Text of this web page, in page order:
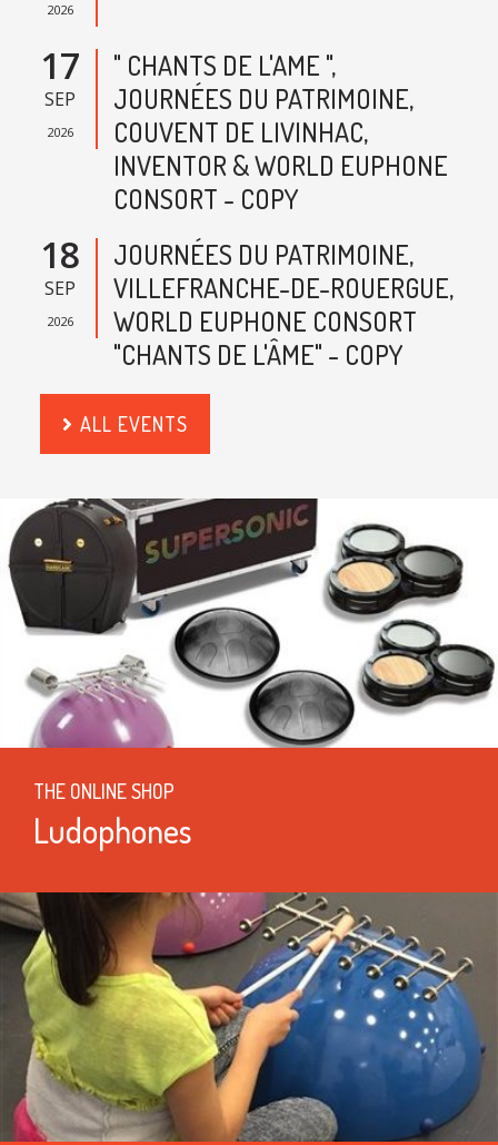
2026
17
SEP
2026
" CHANTS DE L'AME ",
JOURNÉES DU PATRIMOINE,
COUVENT DE LIVINHAC,
INVENTOR & WORLD EUPHONE
CONSORT - COPY
18
SEP
2026
JOURNÉES DU PATRIMOINE,
VILLEFRANCHE-DE-ROUERGUE,
WORLD EUPHONE CONSORT
"CHANTS DE L'ÂME" - COPY
ALL EVENTS
THE ONLINE SHOP
Ludophones